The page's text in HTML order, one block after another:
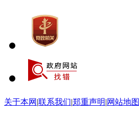
关于本网 |联系我们|郑重声明|网站地图